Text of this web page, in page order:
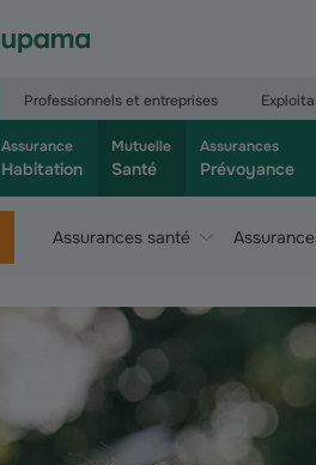
Professionnels et entreprises
Assurance
Habitation
Mutuelle
Santé
Assurances
Prévoyance
Assurances santé